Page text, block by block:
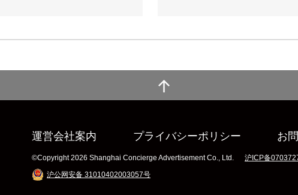
運営会社案内 プライバシーポリシー お
©Copyright 2026 Shanghai Concierge Advertisement Co., Ltd.
沪ICP备
沪公网安备 31010402003057号